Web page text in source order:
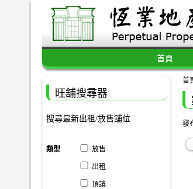
首頁
首
發
旺舖搜尋器
搜尋最新出租/放售舖位
類型 放售
出租
頂讓